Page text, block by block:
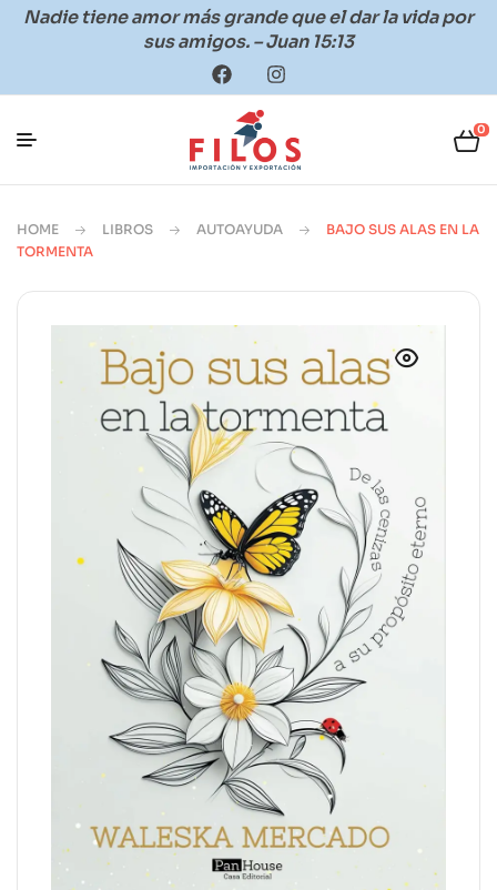
Nadie tiene amor más grande que el dar la vida por
sus amigos. – Juan 15:13
0
HOME LIBROS AUTOAYUDA
BAJO SUS ALAS EN LA
TORMENTA